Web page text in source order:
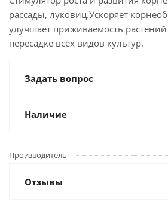
рассады, луковиц.Ускоряет
улучшает приживаемость
пересадке всех видов культур.
Задать вопрос
Наличие
Производитель
Отзывы